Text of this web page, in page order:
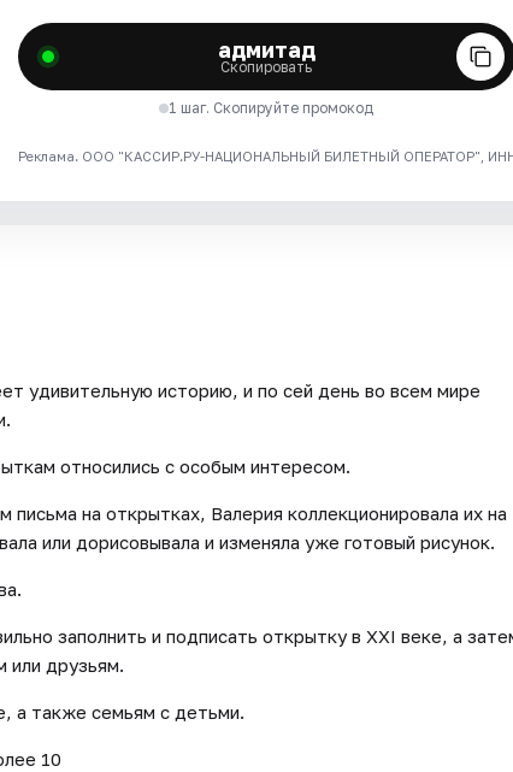
адмитад
Скопировать
1 шаг. Скопируйте промокод
Реклама. ООО "КАССИР.РУ-НАЦИОНАЛЬНЫЙ БИЛЕТНЫЙ ОПЕРАТОР", ИНН:
удивительную историю, и по сей день во всем мире
относились с особым интересом.
на открытках, Валерия коллекционировала их на
или дорисовывала и изменяла уже готовый рисунок.
заполнить и подписать открытку в XXI веке, а
или друзьям.
а также семьям с детьми.
10